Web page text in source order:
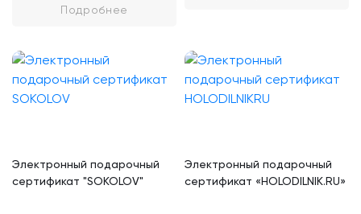
Подробнее
Электронный подарочный
сертификат "SOKOLOV"
Электронный подарочный
сертификат «HOLODILNIK.RU»